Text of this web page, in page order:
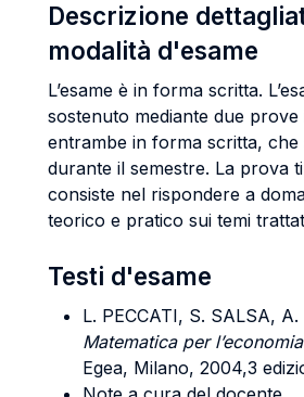
Descrizione
modalità d'esame
L’esame è in forma scritta.
sostenuto mediante due prove
entrambe in forma scritta, che
durante il semestre. La prova
consiste nel rispondere a
teorico e pratico sui temi
Testi d'esame
L. PECCATI, S. SALSA, A.
Matematica per
Egea, Milano, 2004,3